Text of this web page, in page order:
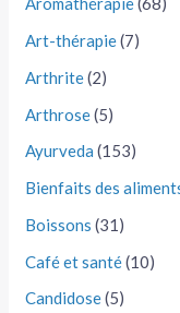
Art-thérapie(7)
Arthrite(2)
Arthrose(5)
Ayurveda (153)
Bienfaits des
Boissons (31)
Café et santé(10)
Candidose(5)